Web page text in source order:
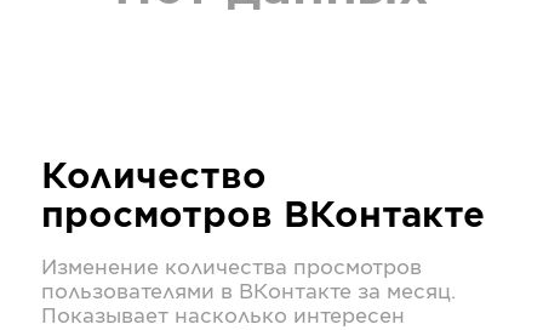
Количество
просмотров ВКонтакте
Изменение количества просмотров
пользователями в ВКонтакте за месяц.
Показывает насколько интересен